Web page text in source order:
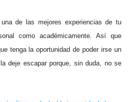
de las mejores experiencias de tu
como académicamente. Así que
tenga la oportunidad de poder irse un
deje escapar porque, sin duda, no se